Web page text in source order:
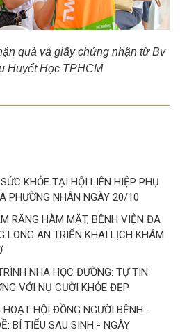
quà và giấy chứng nhận từ Bv
Huyết Học TPHCM
KHỎE TẠI HỘI LIÊN HIỆP PHỤ
PHƯỜNG NHÂN NGÀY 20/10
RĂNG HÀM MẶT, BỆNH VIỆN ĐA
LONG AN TRIỂN KHAI LỊCH KHÁM
NHA HỌC ĐƯỜNG: TỰ TIN
VỚI NỤ CƯỜI KHỎE ĐẸP
HOẠT HỘI ĐỒNG NGƯỜI BỆNH -
BÍ TIỂU SAU SINH - NGÀY